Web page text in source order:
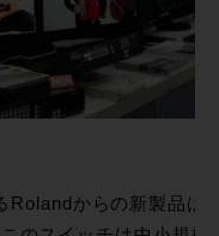
Rolandからの新製品は